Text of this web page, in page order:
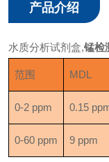
产品介绍
水质分析试剂盒,锰检
范围 MDL
0-2 ppm 0.15
0-60 ppm 9 ppm